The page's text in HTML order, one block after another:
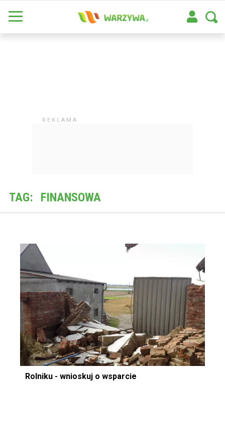
TAG: FINANSOWA
Rolniku - wnioskuj o wsparcie